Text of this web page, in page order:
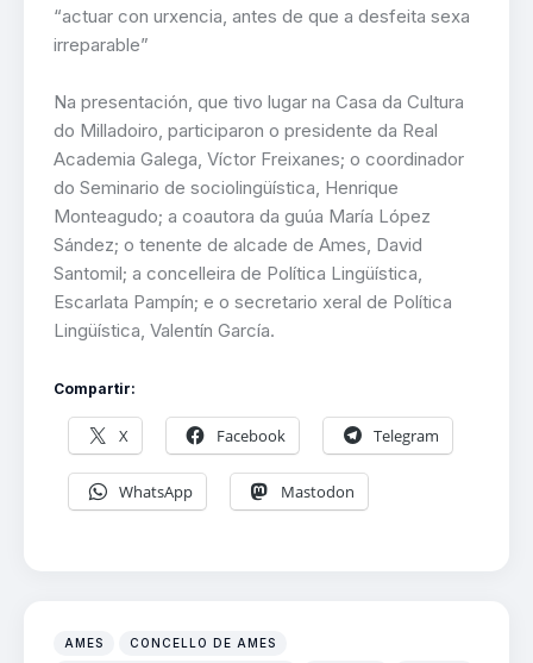
“actuar con urxencia, antes de que a desfeita sexa
irreparable”
Na presentación, que tivo lugar na Casa da Cultura
do Milladoiro, participaron o presidente da Real
Academia Galega, Víctor Freixanes; o coordinador
do Seminario de sociolingüística, Henrique
Monteagudo; a coautora da guúa María López
Sández; o tenente de alcade de Ames, David
Santomil; a concelleira de Política Lingüística,
Escarlata Pampín; e o secretario xeral de Política
Lingüística, Valentín García.
Compartir:
X Facebook Telegram
WhatsApp Mastodon
AMES CONCELLO DE AMES